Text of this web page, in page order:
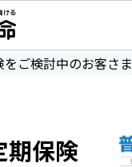
をご検討中のお客さま
期保険